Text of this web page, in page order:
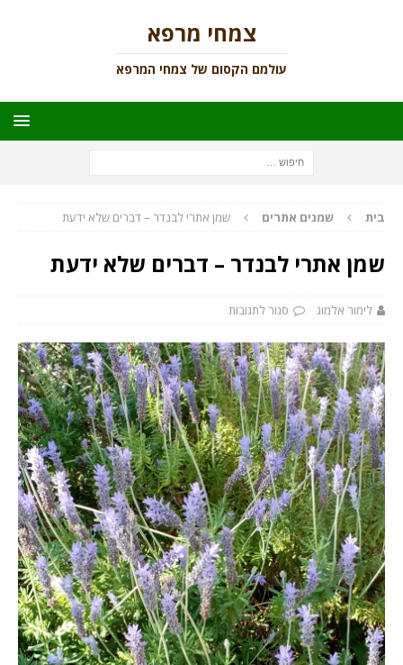
צמחי מרפא
עולמם הקסום של צמחי המרפא
בית שמנים אתרים שמן אתרי לבנדר – דברים שלא ידעת
שמן אתרי לבנדר – דברים שלא ידעת
לימור אלמוג סגור לתגובות